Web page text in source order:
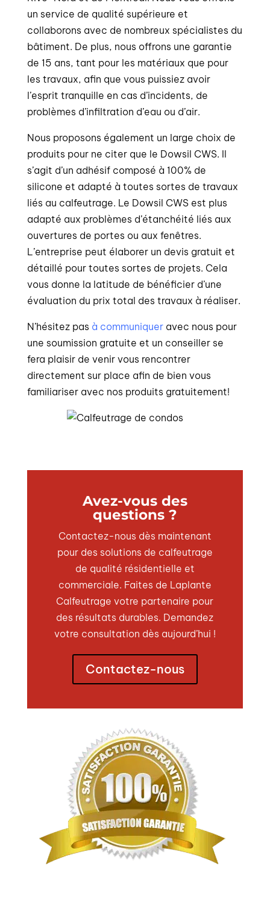
un service de qualité supérieure et
collaborons avec de nombreux spécialistes du
bâtiment. De plus, nous offrons une garantie
de 15 ans, tant pour les matériaux que pour
les travaux, afin que vous puissiez avoir
l’esprit tranquille en cas d’incidents, de
problèmes d’infiltration d’eau ou d’air.
Nous proposons également un large choix de
produits pour ne citer que le Dowsil CWS. Il
s’agit d’un adhésif composé à 100% de
silicone et adapté à toutes sortes de travaux
liés au calfeutrage. Le Dowsil CWS est plus
adapté aux problèmes d’étanchéité liés aux
ouvertures de portes ou aux fenêtres.
L’entreprise peut élaborer un devis gratuit et
détaillé pour toutes sortes de projets. Cela
vous donne la latitude de bénéficier d’une
évaluation du prix total des travaux à réaliser.
N’hésitez pas à communiqueravec nous pour
une soumission gratuite et un conseiller se
fera plaisir de venir vous rencontrer
directement sur place afin de bien vous
familiariser avec nos produits gratuitement!
Avez-vous des
questions ?
Contactez-nous dès maintenant
pour des solutions de calfeutrage
de qualité résidentielle et
commerciale. Faites de Laplante
Calfeutrage votre partenaire pour
des résultats durables. Demandez
votre consultation dès aujourd’hui !
Contactez-nous